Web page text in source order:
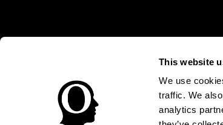
This website
We use
traffic. We
analytics
* Las evaluaciones de CogniFit están
clínico, los resultados de CogniFit (cuando son
neuropsicológica (por ejemplo, un examen
puede ser realizada por un médico o psicólogo
un dispositivo médico certicado por la FDA. El
uso del producto debe hacerse en los sujetos
sujeto humano nunca no podrán ser, en ningún